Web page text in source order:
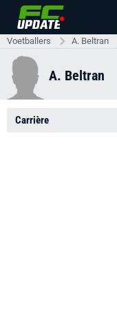
Voetballers A. Beltran
A. Beltran
Carrière